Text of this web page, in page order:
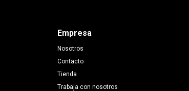
Empresa
Nosotros
Contacto
Tienda
Trabaja con nosotros